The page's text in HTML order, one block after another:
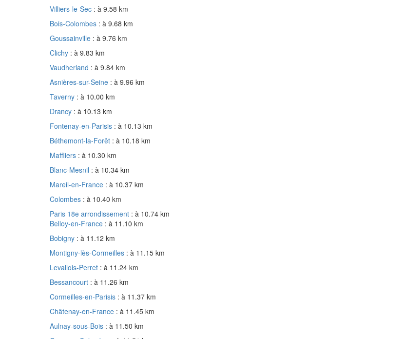
Villiers-le-Sec : à 9.58 km
Bois-Colombes : à 9.68 km
Goussainville : à 9.76 km
Clichy : à 9.83 km
Vaudherland : à 9.84 km
Asnières-sur-Seine : à 9.96 km
Taverny : à 10.00 km
Drancy : à 10.13 km
Fontenay-en-Parisis : à 10.13 km
Béthemont-la-Forêt : à 10.18 km
Maffliers : à 10.30 km
Blanc-Mesnil : à 10.34 km
Mareil-en-France : à 10.37 km
Colombes : à 10.40 km
Paris 18e arrondissement : à 10.74 km
Belloy-en-France : à 11.10 km
Bobigny : à 11.12 km
Montigny-lès-Cormeilles : à 11.15 km
Levallois-Perret : à 11.24 km
Bessancourt : à 11.26 km
Cormeilles-en-Parisis : à 11.37 km
Châtenay-en-France : à 11.45 km
Aulnay-sous-Bois : à 11.50 km